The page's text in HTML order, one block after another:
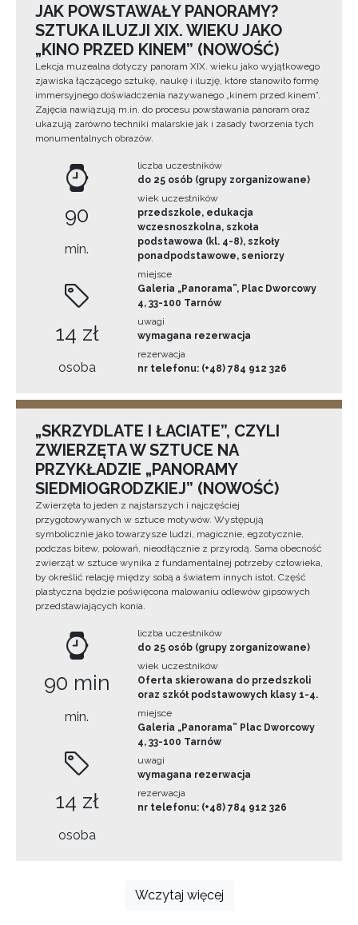
JAK POWSTAWAŁY PANORAMY?
SZTUKA ILUZJI XIX. WIEKU JAKO
„KINO PRZED KINEM” (NOWOŚĆ)
Lekcja muzealna dotyczy panoram XIX. wieku jako wyjątkowego
zjawiska łączącego sztukę, naukę i iluzję, które stanowiło formę
immersyjnego doświadczenia nazywanego „kinem przed kinem”.
Zajęcia nawiązują m.in. do procesu powstawania panoram oraz
ukazują zarówno techniki malarskie jak i zasady tworzenia tych
monumentalnych obrazów.
90
min.
14 zł
osoba
liczba uczestników
do 25 osób (grupy zorganizowane)
wiek uczestników
przedszkole, edukacja
wczesnoszkolna, szkoła
podstawowa (kl. 4-8), szkoły
ponadpodstawowe, seniorzy
miejsce
Galeria „Panorama”, Plac Dworcowy
4, 33-100 Tarnów
uwagi
wymagana rezerwacja
rezerwacja
nr telefonu: (+48) 784 912 326
„SKRZYDLATE I ŁACIATE”, CZYLI
ZWIERZĘTA W SZTUCE NA
PRZYKŁADZIE „PANORAMY
SIEDMIOGRODZKIEJ” (NOWOŚĆ)
Zwierzęta to jeden z najstarszych i najczęściej
przygotowywanych w sztuce motywów. Występują
symbolicznie jako towarzysze ludzi, magicznie, egzotycznie,
podczas bitew, polowań, nieodłącznie z przyrodą. Sama obecność
zwierząt w sztuce wynika z fundamentalnej potrzeby człowieka,
by określić relację między sobą a światem innych istot. Część
plastyczna będzie poświęcona malowaniu odlewów gipsowych
przedstawiających konia.
90 min
min.
14 zł
osoba
liczba uczestników
do 25 osób (grupy zorganizowane)
wiek uczestników
Oferta skierowana do przedszkoli
oraz szkół podstawowych klasy 1-4.
miejsce
Galeria „Panorama” Plac Dworcowy
4, 33-100 Tarnów
uwagi
wymagana rezerwacja
rezerwacja
nr telefonu: (+48) 784 912 326
Wczytaj więcej